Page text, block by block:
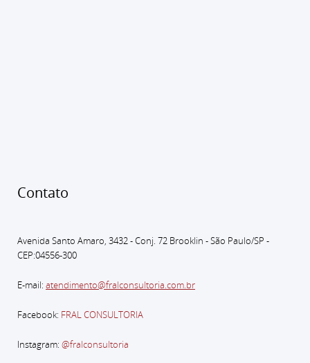
Contato
Avenida Santo Amaro, 3432 - Conj. 72 Brooklin - São Paulo/SP -
CEP:04556-300
E-mail: atendimento@fralconsultoria.com.br
Facebook: FRAL CONSULTORIA
Instagram: @fralconsultoria